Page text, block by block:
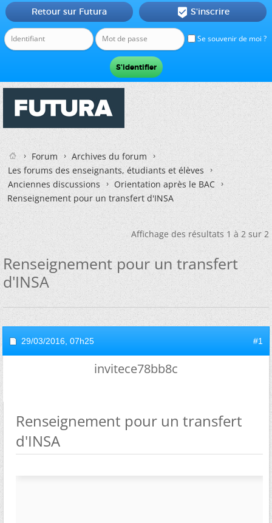
Se souvenir de moi ?
Retour sur Futura  S'inscrire
Forum
Archives du forum
Les forums des enseignants, étudiants et élèves
Anciennes discussions
Orientation après le BAC
Renseignement pour un transfert d'INSA
Affichage des résultats 1 à 2 sur 2
Renseignement pour un transfert
d'INSA
29/03/2016, 07h25 #1
invitece78bb8c
Renseignement pour un transfert
d'INSA